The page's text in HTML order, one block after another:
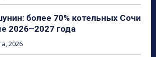
более 70% котельных Сочи
2026–2027 года
2026